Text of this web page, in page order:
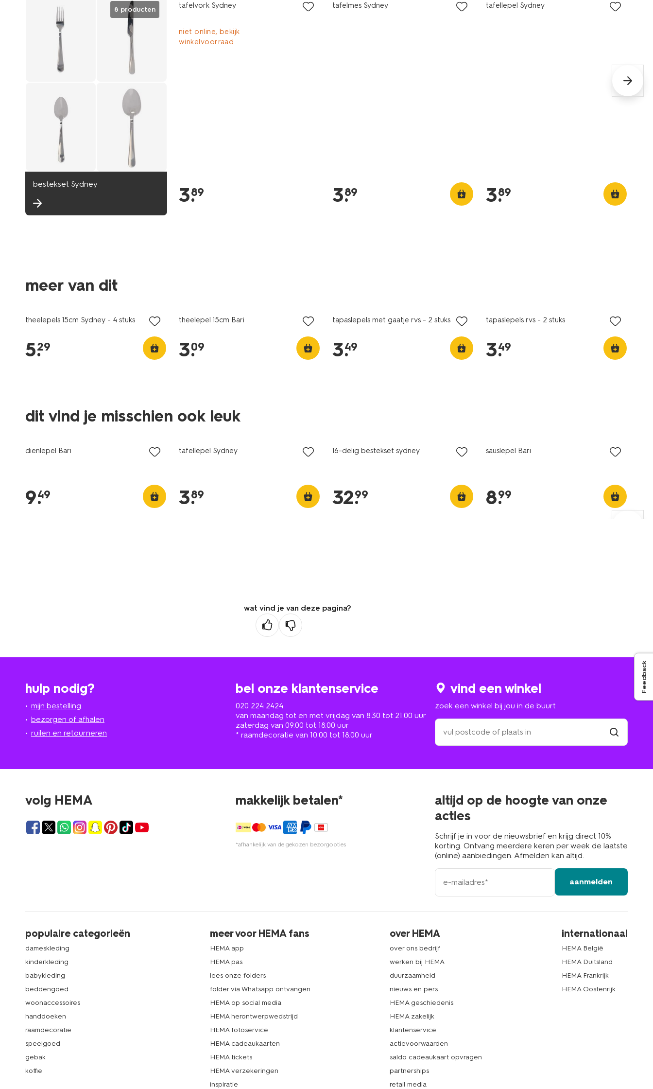
8 producten
bestekset Sydney
tafelvork Sydney
niet online, bekijk
winkelvoorraad
3.
89
tafelmes Sydney
3.
89
tafellepel Sydney
3.
89
meer van dit
3+1 gratis
theelepels 15cm Sydney - 4 stuks
5.
29
theelepel 15cm Bari
3.
09
tapaslepels met gaatje rvs - 2 stuks
3.
49
tapaslepels rvs - 2 stuks
3.
49
dit vind je misschien ook leuk
3+1 gratis
met je HEMA pas
dienlepel Bari
9.
49
3+1 gratis
tafellepel Sydney
3.
89
16-delig bestekset sydney
32.
99
sauslepel Bari
8.
99
wat vind je van deze pagina?
hulp nodig?
mijn bestelling
bezorgen of afhalen
ruilen en retourneren
bel onze klantenservice
020 224 2424
van maandag tot en met vrijdag van 8.30 tot 21.00 uur
zaterdag van 09.00 tot 18.00 uur
* raamdecoratie van 10.00 tot 18.00 uur
vind een winkel
zoek een winkel bij jou in de buurt
zoek
een
winkel
in
volg HEMA makkelijk betalen*
*afhankelijk van de gekozen bezorgopties
altijd op de hoogte van onze
acties
Schrijf je in voor de nieuwsbrief en krijg direct 10%
korting. Ontvang meerdere keren per week de laatste
(online) aanbiedingen. Afmelden kan altijd.
e-
mailadres
aanmelden
populaire categorieën
dameskleding
kinderkleding
babykleding
beddengoed
woonaccessoires
handdoeken
raamdecoratie
speelgoed
gebak
koffie
meer voor HEMA fans
HEMA app
HEMA pas
lees onze folders
folder via Whatsapp ontvangen
HEMA op social media
HEMA herontwerpwedstrijd
HEMA fotoservice
HEMA cadeaukaarten
HEMA tickets
HEMA verzekeringen
inspiratie
over HEMA
over ons bedrijf
werken bij HEMA
duurzaamheid
nieuws en pers
HEMA geschiedenis
HEMA zakelijk
klantenservice
actievoorwaarden
saldo cadeaukaart opvragen
partnerships
retail media
internationaal
HEMA België
HEMA Duitsland
HEMA Frankrijk
HEMA Oostenrijk
Feedback